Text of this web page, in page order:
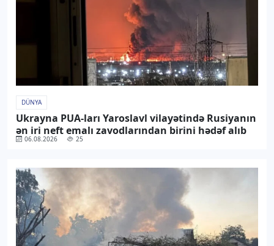
DÜNYA
Ukrayna PUA-ları Yaroslavl vilayətində Rusiyanın
ən iri neft emalı zavodlarından birini hədəf alıb
06.08.2026 25